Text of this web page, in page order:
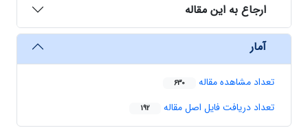
ارجاع به این مقاله
آمار
تعداد مشاهده مقاله 630
تعداد دریافت فایل اصل مقاله 192